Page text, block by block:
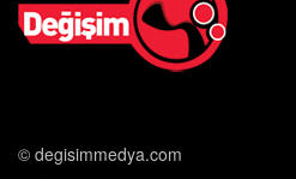
© degisimmedya.com